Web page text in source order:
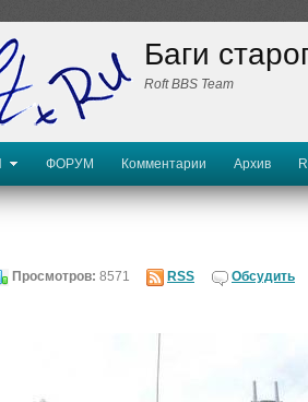
Баги
Roft BBS Team
ФОРУМ Комментарии Архив
Просмотров: 8571 RSS
Обсудить